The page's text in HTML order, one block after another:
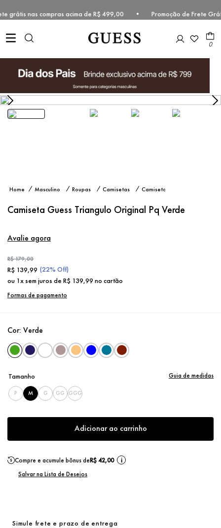
grátis nas compras acima de R$ 499,00 • Promoção de
0
Masculino Roupas Camisetas
Camiseta
Original
Pq Verde
Camiseta Guess Triangulo Original Pq Verde
Avalie agora
R$179,00
R$ 139,99 (22% Off)
ou 1x sem juros de R$ 139,99 no cartão
Formas de pagamento
Cor: Verde
Tamanho
P M G GG GGG
Guia de medidas
Adicionar ao carrinho
Compre e acumule bônus deR$ 42,00 i